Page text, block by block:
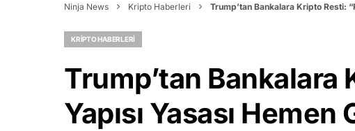
Ninja News Kripto Haberleri Trump’tan Bankalara Kripto Resti:
KRIPTO HABERLERI
Trump’tan Bankalara
Yapısı Yasası